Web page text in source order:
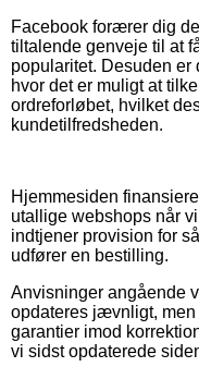
Facebook forærer dig
tiltalende genveje til at
popularitet. Desuden
hvor det er muligt at
ordreforløbet, hvilket
kundetilfredsheden.
Hjemmesiden
utallige webshops når
indtjener provision for
udfører en bestilling.
Anvisninger angående
opdateres jævnligt, men
garantier imod
vi sidst opdaterede